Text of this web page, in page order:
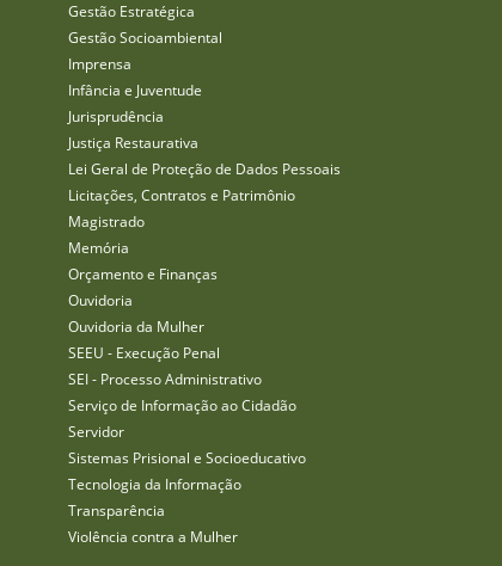
Gestão Estratégica
Gestão Socioambiental
Imprensa
Infância e Juventude
Jurisprudência
Justiça Restaurativa
Lei Geral de Proteção de Dados Pessoais
Licitações, Contratos e Patrimônio
Magistrado
Memória
Orçamento e Finanças
Ouvidoria
Ouvidoria da Mulher
SEEU - Execução Penal
SEI - Processo Administrativo
Serviço de Informação ao Cidadão
Servidor
Sistemas Prisional e Socioeducativo
Tecnologia da Informação
Transparência
Violência contra a Mulher